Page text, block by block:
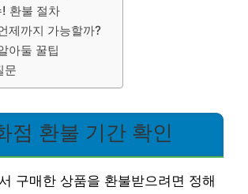
환불 절차
제까지 가능할까?
아둘 꿀팁
문
점 환불 기간 확인
구매한 상품을 환불받으려면 정해